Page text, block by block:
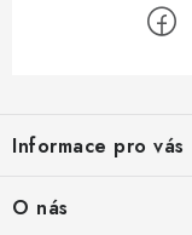
p
a
Informace pro vás
Jak na Jupiter
O nás